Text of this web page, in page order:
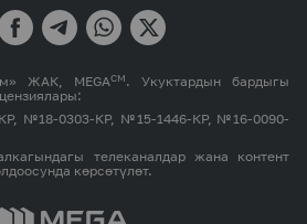
ЖАК, MEGAСМ. Укуктардын бардыгы
№18-0303-КР, №15-1446-КР, №16-0090-
телеканалдар жана контент
көрсөтүлөт.